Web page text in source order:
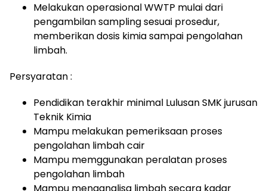
Melakukan operasional WWTP mulai dari
pengambilan sampling sesuai prosedur,
memberikan dosis kimia sampai pengolahan
limbah.
Persyaratan :
Pendidikan terakhir minimal Lulusan SMK jurusan
Teknik Kimia
Mampu melakukan pemeriksaan proses
pengolahan limbah cair
Mampu memggunakan peralatan proses
pengolahan limbah